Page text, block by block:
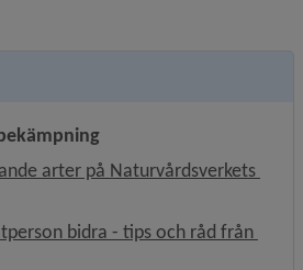
arter på Naturvårdsverkets
webbplats.
bidra - tips och råd från
till annan webbplats.